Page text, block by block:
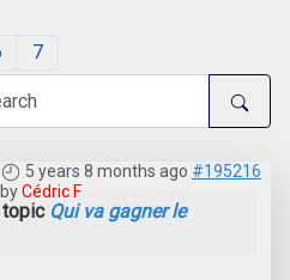
7
5 years 8 months ago #195216
byCédric F
Qui va gagner le